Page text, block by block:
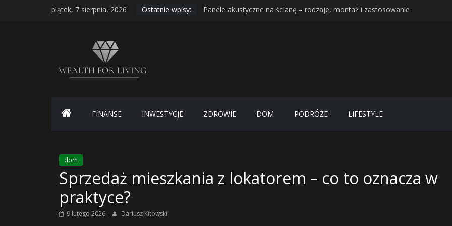
piątek, 7 sierpnia, 2026 Ostatnie wpisy:
Panele akustyczne na ścianę – rodzaje, montaż i zastosowanie
Wealth
for
Living
portal
o
finansach
FINANSE INWESTYCJE ZDROWIE DOM PODRÓŻE LIFESTYLE
dom
Sprzedaż mieszkania z lokatorem – co to oznacza w
praktyce?
9 lutego 2026 Dariusz Kitowski